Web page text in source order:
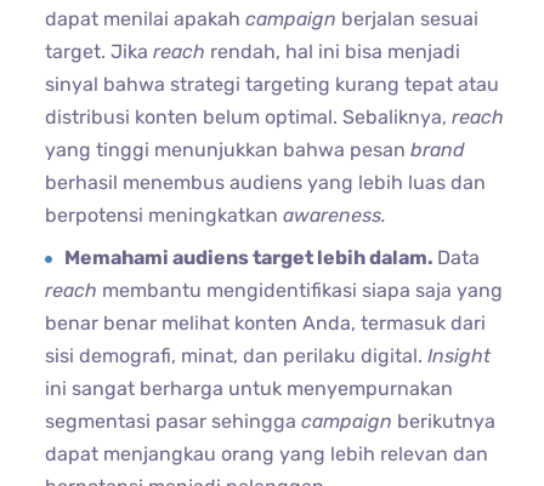
dapat menilai apakahcampaign berjalan sesuai
target. Jikareach rendah, hal ini bisa menjadi
sinyal bahwa strategi targeting kurang tepat atau
distribusi konten belum optimal. Sebaliknya,reach
yang tinggi menunjukkan bahwa pesanbrand
berhasil menembus audiens yang lebih luas dan
berpotensi meningkatkanawareness.
Memahami audiens target lebih dalam. Data
reach membantu mengidentifikasi siapa saja yang
benar benar melihat konten Anda, termasuk dari
sisi demografi, minat, dan perilaku digital.Insight
ini sangat berharga untuk menyempurnakan
segmentasi pasar sehinggacampaign berikutnya
dapat menjangkau orang yang lebih relevan dan